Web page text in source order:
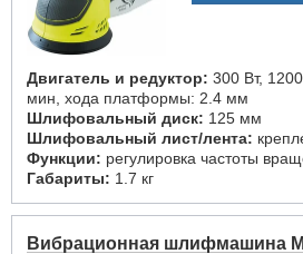
Двигатель и редуктор: 300 Вт,
мин, хода платформы: 2.4 мм
Шлифовальный диск: 125 мм
Шлифовальный лист/лента:
Функции: регулировка частоты
Габариты: 1.7 кг
Вибрационная шлифмашина